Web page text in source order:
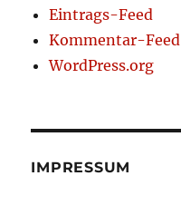
Eintrags-Feed
Kommentar-Feed
WordPress.org
IMPRESSUM